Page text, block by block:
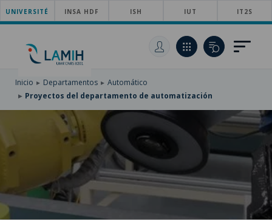
SKIP
TO
NAVIGATION
PASAR
CONTENIDO
PRINCIPAL
SKIP
UNIVERSITÉ INSA HDF ISH IUT IT2S
Inicio Departamentos
Automático
Proyectos del departamento de automatización